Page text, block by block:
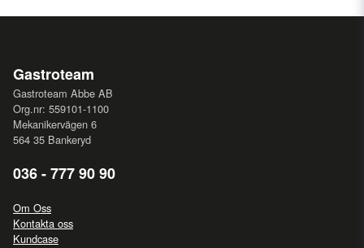
Gastroteam
Gastroteam Abbe AB
Org.nr: 559101-1100
Mekanikervägen 6
564 35 Bankeryd
036 - 777 90 90
Om Oss
Kontakta oss
Kundcase